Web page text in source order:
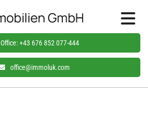
Office:+43 676 852 077-444
office@immoluk.com